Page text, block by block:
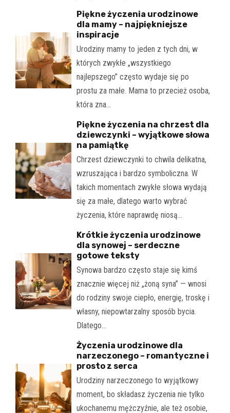
Piękne życzenia urodzinowe
dla mamy – najpiękniejsze
inspiracje
Urodziny mamy to jeden z tych dni, w
których zwykłe „wszystkiego
najlepszego” często wydaje się po
prostu za małe. Mama to przecież osoba,
która zna…
Piękne życzenia na chrzest dla
dziewczynki – wyjątkowe słowa
na pamiątkę
Chrzest dziewczynki to chwila delikatna,
wzruszająca i bardzo symboliczna. W
takich momentach zwykłe słowa wydają
się za małe, dlatego warto wybrać
życzenia, które naprawdę niosą…
Krótkie życzenia urodzinowe
dla synowej – serdeczne
gotowe teksty
Synowa bardzo często staje się kimś
znacznie więcej niż „żoną syna” — wnosi
do rodziny swoje ciepło, energię, troskę i
własny, niepowtarzalny sposób bycia.
Dlatego…
Życzenia urodzinowe dla
narzeczonego – romantyczne i
prosto z serca
Urodziny narzeczonego to wyjątkowy
moment, bo składasz życzenia nie tylko
ukochanemu mężczyźnie, ale też osobie,